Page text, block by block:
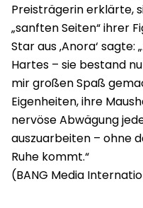
Preisträgerin erklärte,
„sanften Seiten“ ihrer
Star aus ‚Anora‘
Hartes – sie bestand
mir großen Spaß
Eigenheiten, ihre
nervöse Abwägung
auszuarbeiten – ohne
Ruhe kommt.“